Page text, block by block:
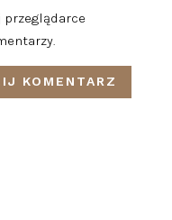
przeglądarce